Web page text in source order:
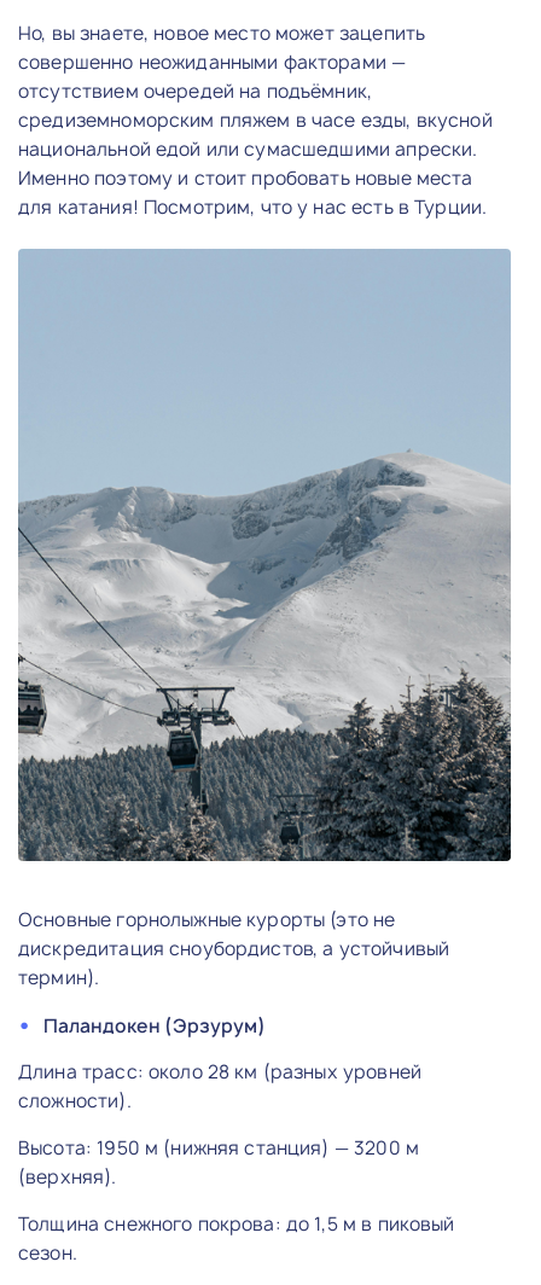
Но, вы знаете, новое место может зацепить
совершенно неожиданными факторами —
отсутствием очередей на подъёмник,
средиземноморским пляжем в часе езды, вкусной
национальной едой или сумасшедшими апрески.
Именно поэтому и стоит пробовать новые места
для катания! Посмотрим, что у нас есть в Турции.
Основные горнолыжные курорты (это не
дискредитация сноубордистов, а устойчивый
термин).
Паландокен (Эрзурум)
Длина трасс: около 28 км (разных уровней
сложности).
Высота: 1950 м (нижняя станция) — 3200 м
(верхняя).
Толщина снежного покрова: до 1,5 м в пиковый
сезон.